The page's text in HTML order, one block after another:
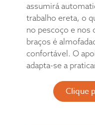
assumirá
trabalho ereta, o
no pescoço e nos
braços é
confortável. O
adapta-se a
Clique